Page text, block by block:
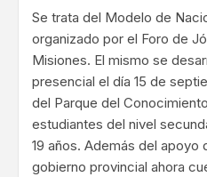
Se trata del Modelo de
organizado por el Foro de
Misiones. El mismo se
presencial el día 15 de
del Parque del
estudiantes del nivel
19 años. Además del apoyo
gobierno provincial ahora